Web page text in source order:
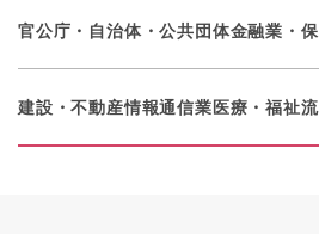
官公庁・自治体・公共団体金融業・
建設・不動産情報通信業医療・福祉